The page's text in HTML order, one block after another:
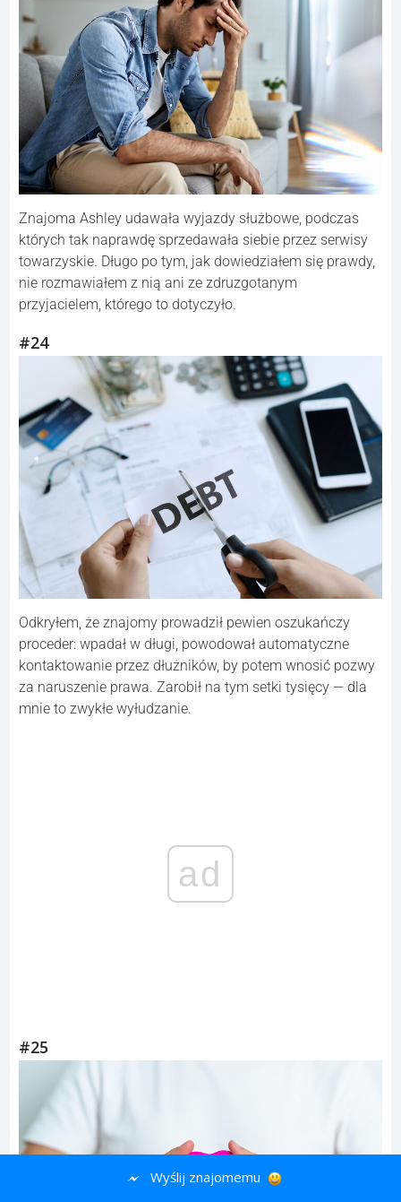
Znajoma Ashley udawała wyjazdy służbowe, podczas
których tak naprawdę sprzedawała siebie przez serwisy
towarzyskie. Długo po tym, jak dowiedziałem się prawdy,
nie rozmawiałem z nią ani ze zdruzgotanym
przyjacielem, którego to dotyczyło.
#24
Odkryłem, że znajomy prowadził pewien oszukańczy
proceder: wpadał w długi, powodował automatyczne
kontaktowanie przez dłużników, by potem wnosić pozwy
za naruszenie prawa. Zarobił na tym setki tysięcy — dla
mnie to zwykłe wyłudzanie.
ad
#25
Wyślij znajomemu